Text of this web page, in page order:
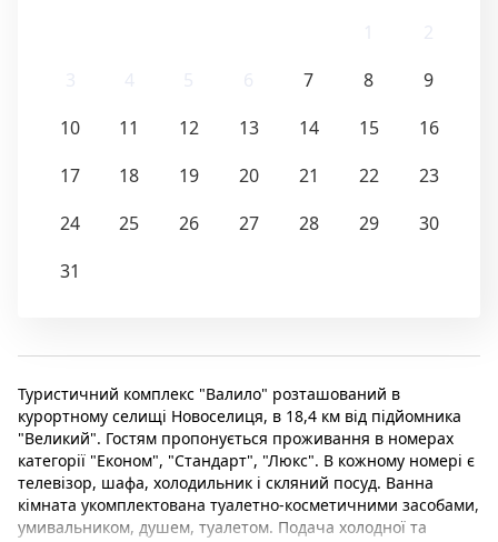
7 8
9
10
11 12 13 14 15
16
17
18 19 20 21 22
23
24
25 26 27 28 29
30
31
Туристичний комплекс "Валило" розташований в
курортному селищі Новоселиця, в 18,4 км від підйомника
"Великий". Гостям пропонується проживання в номерах
категорії "Економ", "Стандарт", "Люкс". В кожному номері є
телевізор, шафа, холодильник і скляний посуд. Ванна
кімната укомплектована туалетно-косметичними засобами,
умивальником, душем, туалетом. Подача холодної та